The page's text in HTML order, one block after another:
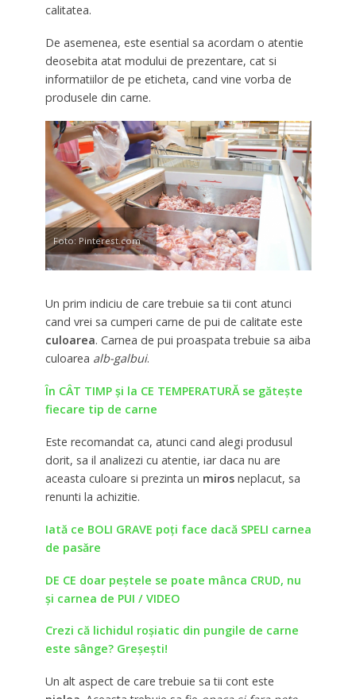
calitatea.
De asemenea, este esential sa acordam o atentie
deosebita atat modului de prezentare, cat si
informatiilor de pe eticheta, cand vine vorba de
produsele din carne.
Foto: Pinterest.com
Un prim indiciu de care trebuie sa tii cont atunci
cand vrei sa cumperi carne de pui de calitate este
culoarea. Carnea de pui proaspata trebuie sa aiba
culoarea alb-galbui.
În CÂT TIMP și la CE TEMPERATURĂ se gătește
fiecare tip de carne
Este recomandat ca, atunci cand alegi produsul
dorit, sa il analizezi cu atentie, iar daca nu are
aceasta culoare si prezinta un mirosneplacut, sa
renunti la achizitie.
Iată ce BOLI GRAVE poți face dacă SPELI carnea
de pasăre
DE CE doar peștele se poate mânca CRUD, nu
și carnea de PUI / VIDEO
Crezi că lichidul roşiatic din pungile de carne
este sânge? Greșești!
Un alt aspect de care trebuie sa tii cont este